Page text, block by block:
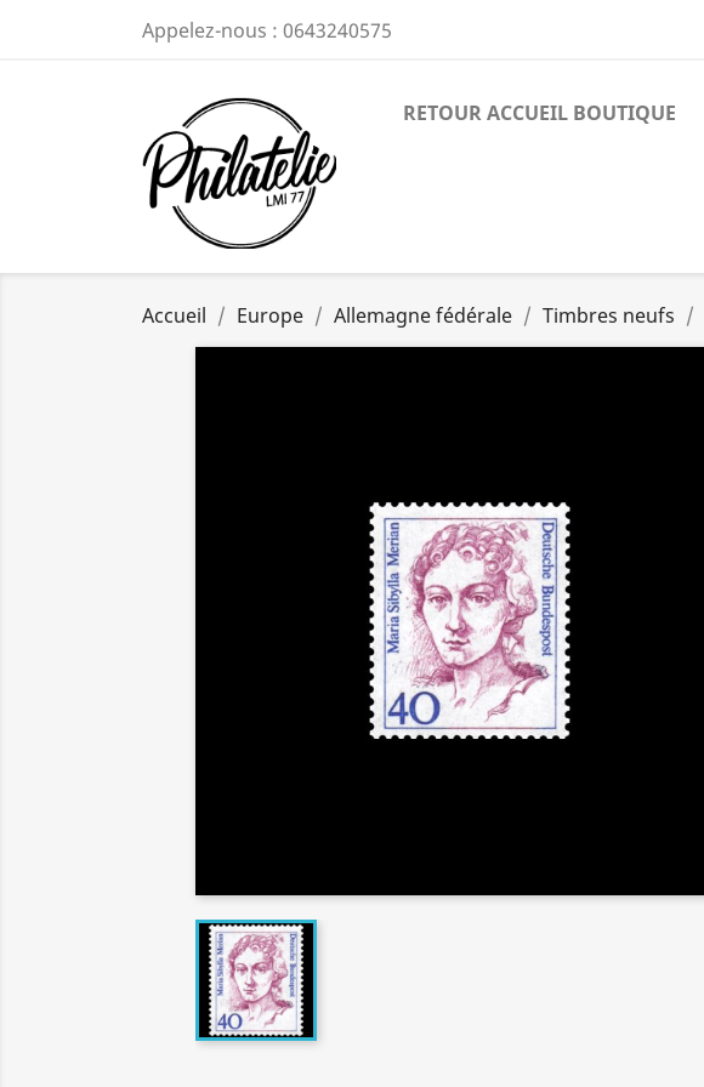
Appelez-nous : 0643240575
RETOUR ACCUEIL BOUTIQUE
Accueil Europe Allemagne fédérale Timbres neufs